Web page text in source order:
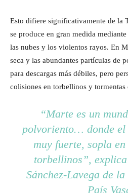
Esto difiere significativamente de la
se produce en gran medida
las nubes y los violentos rayos. En
seca y las abundantes partículas de
para descargas más débiles, pero
colisiones en torbellinos y tormentas
“Marte es un
polvoriento… donde el
muy fuerte, sopla
torbellinos”,
Sánchez-Lavega de
País